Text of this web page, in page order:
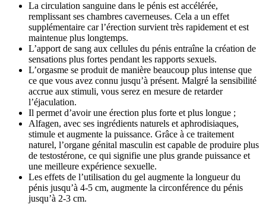
La circulation sanguine dans le pénis est accélérée,
remplissant ses chambres caverneuses. Cela a un effet
supplémentaire car l’érection survient très rapidement et est
maintenue plus longtemps.
L’apport de sang aux cellules du pénis entraîne la création de
sensations plus fortes pendant les rapports sexuels.
L’orgasme se produit de manière beaucoup plus intense que
ce que vous avez connu jusqu’à présent. Malgré la sensibilité
accrue aux stimuli, vous serez en mesure de retarder
l’éjaculation.
Il permet d’avoir une érection plus forte et plus longue ;
Alfagen, avec ses ingrédients naturels et aphrodisiaques,
stimule et augmente la puissance. Grâce à ce traitement
naturel, l’organe génital masculin est capable de produire plus
de testostérone, ce qui signifie une plus grande puissance et
une meilleure expérience sexuelle.
Les effets de l’utilisation du gel augmente la longueur du
pénis jusqu’à 4-5 cm, augmente la circonférence du pénis
jusqu’à 2-3 cm.